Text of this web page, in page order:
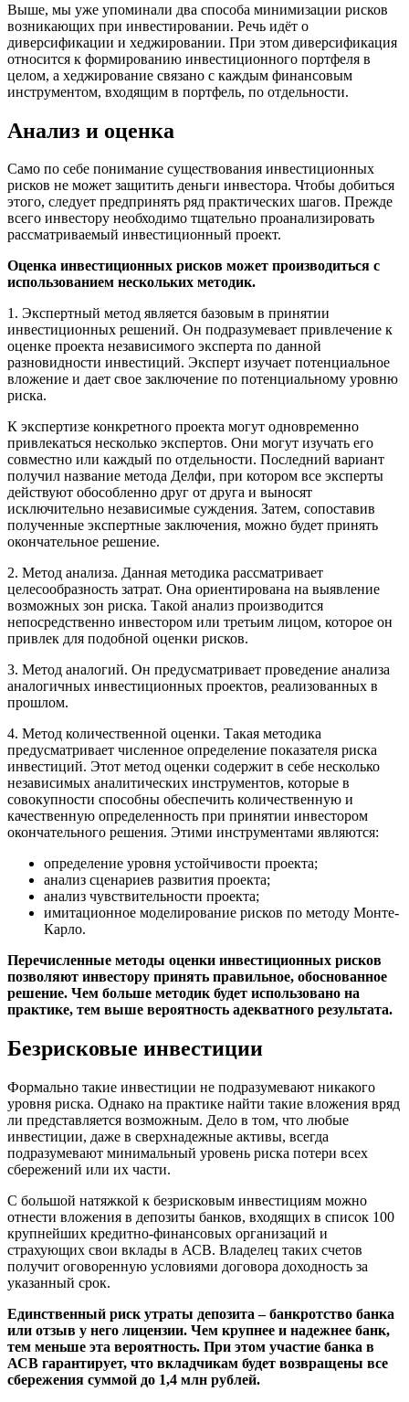
Выше, мы уже упоминали два способа минимизации рисков
возникающих при инвестировании. Речь идёт о
диверсификации и хеджировании. При этом диверсификация
относится к формированию инвестиционного портфеля в
целом, а хеджирование связано с каждым финансовым
инструментом, входящим в портфель, по отдельности.
Анализ и оценка
Само по себе понимание существования инвестиционных
рисков не может защитить деньги инвестора. Чтобы добиться
этого, следует предпринять ряд практических шагов. Прежде
всего инвестору необходимо тщательно проанализировать
рассматриваемый инвестиционный проект.
Оценка инвестиционных рисков может производиться с
использованием нескольких методик.
1. Экспертный метод является базовым в принятии
инвестиционных решений. Он подразумевает привлечение к
оценке проекта независимого эксперта по данной
разновидности инвестиций. Эксперт изучает потенциальное
вложение и дает свое заключение по потенциальному уровню
риска.
К экспертизе конкретного проекта могут одновременно
привлекаться несколько экспертов. Они могут изучать его
совместно или каждый по отдельности. Последний вариант
получил название метода Делфи, при котором все эксперты
действуют обособленно друг от друга и выносят
исключительно независимые суждения. Затем, сопоставив
полученные экспертные заключения, можно будет принять
окончательное решение.
2. Метод анализа. Данная методика рассматривает
целесообразность затрат. Она ориентирована на выявление
возможных зон риска. Такой анализ производится
непосредственно инвестором или третьим лицом, которое он
привлек для подобной оценки рисков.
3. Метод аналогий. Он предусматривает проведение анализа
аналогичных инвестиционных проектов, реализованных в
прошлом.
4. Метод количественной оценки. Такая методика
предусматривает численное определение показателя риска
инвестиций. Этот метод оценки содержит в себе несколько
независимых аналитических инструментов, которые в
совокупности способны обеспечить количественную и
качественную определенность при принятии инвестором
окончательного решения. Этими инструментами являются:
определение уровня устойчивости проекта;
анализ сценариев развития проекта;
анализ чувствительности проекта;
имитационное моделирование рисков по методу Монте-
Карло.
Перечисленные методы оценки инвестиционных рисков
позволяют инвестору принять правильное, обоснованное
решение. Чем больше методик будет использовано на
практике, тем выше вероятность адекватного результата.
Безрисковые инвестиции
Формально такие инвестиции не подразумевают никакого
уровня риска. Однако на практике найти такие вложения вряд
ли представляется возможным. Дело в том, что любые
инвестиции, даже в сверхнадежные активы, всегда
подразумевают минимальный уровень риска потери всех
сбережений или их части.
С большой натяжкой к безрисковым инвестициям можно
отнести вложения в депозиты банков, входящих в список 100
крупнейших кредитно-финансовых организаций и
страхующих свои вклады в АСВ. Владелец таких счетов
получит оговоренную условиями договора доходность за
указанный срок.
Единственный риск утраты депозита – банкротство банка
или отзыв у него лицензии. Чем крупнее и надежнее банк,
тем меньше эта вероятность. При этом участие банка в
АСВ гарантирует, что вкладчикам будет возвращены все
сбережения суммой до 1,4 млн рублей.